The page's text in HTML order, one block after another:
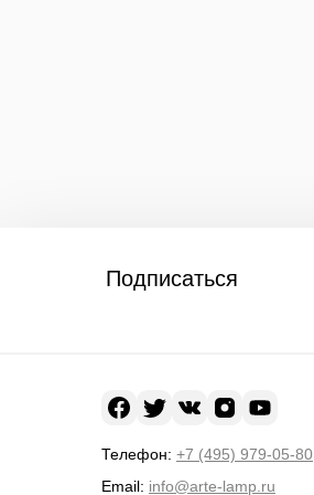
Подписаться
Телефон: +7 (495) 979-05-80
Email: info@arte-lamp.ru